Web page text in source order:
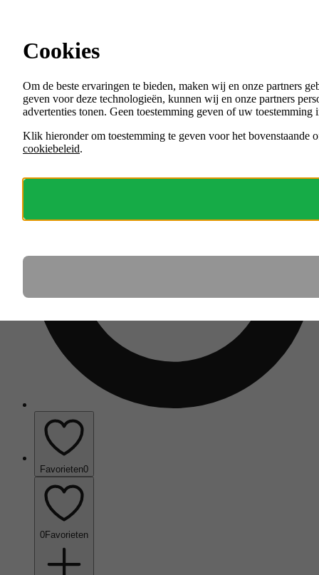
Menu
VACATURES
ORGANISATIES
Favorieten0
0Favorieten
Cookies
Om de beste ervaringen te bieden, maken wij en onze partners
geven voor deze technologieën, kunnen wij en onze partners
advertenties tonen. Geen toestemming geven of uw
Klik hieronder om toestemming te geven voor het bovenstaande
cookiebeleid.